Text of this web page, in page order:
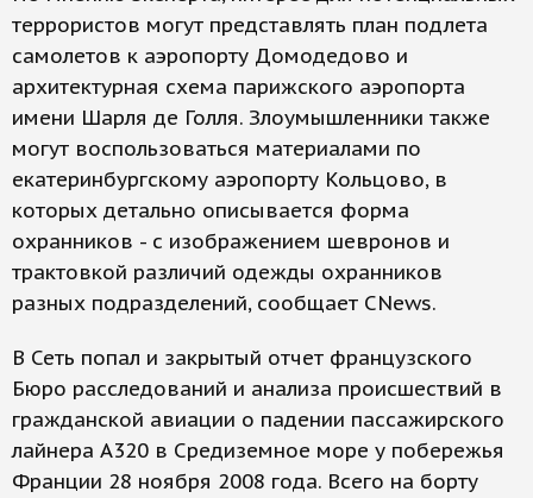
террористов могут представлять план подлета
самолетов к аэропорту Домодедово и
архитектурная схема парижского аэропорта
имени Шарля де Голля. Злоумышленники также
могут воспользоваться материалами по
екатеринбургскому аэропорту Кольцово, в
которых детально описывается форма
охранников - с изображением шевронов и
трактовкой различий одежды охранников
разных подразделений, сообщает CNews.
В Сеть попал и закрытый отчет французского
Бюро расследований и анализа происшествий в
гражданской авиации о падении пассажирского
лайнера A320 в Средиземное море у побережья
Франции 28 ноября 2008 года. Всего на борту